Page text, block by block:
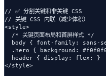
// ✅ 分割关键和非关键 CSS
// 关键 CSS 内联（减少体积）
<style>
  /* 关键页面布局和首屏样式 */
body { font-family: sans-
.hero { background:
  header { display: flex; }
</style>